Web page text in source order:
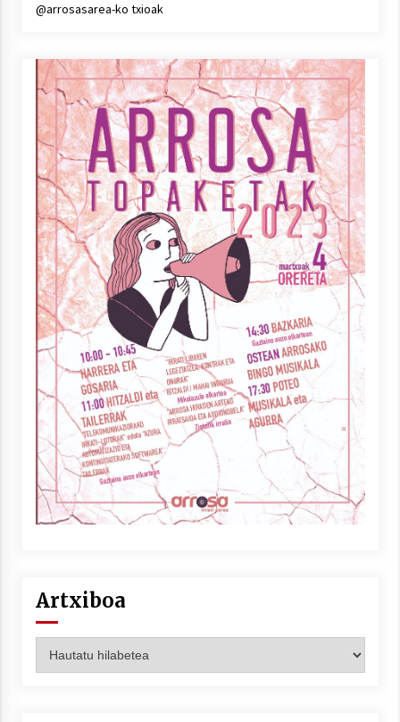
@arrosasarea-ko txioak
Artxiboa